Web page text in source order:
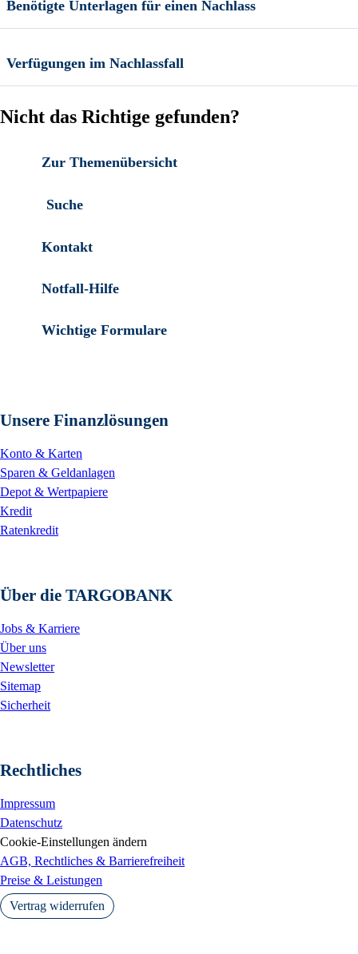
Benötigte Unterlagen für einen Nachlass
Verfügungen im Nachlassfall
Nicht das Richtige gefunden?
Zur Themenübersicht
Suche
Kontakt
Notfall-Hilfe
Wichtige Formulare
Unsere Finanzlösungen
Konto & Karten
Sparen & Geldanlagen
Depot & Wertpapiere
Kredit
Ratenkredit
Über die TARGOBANK
Jobs & Karriere
Über uns
Newsletter
Sitemap
Sicherheit
Rechtliches
Impressum
Datenschutz
Cookie-Einstellungen ändern
AGB, Rechtliches & Barrierefreiheit
Preise & Leistungen
Vertrag widerrufen